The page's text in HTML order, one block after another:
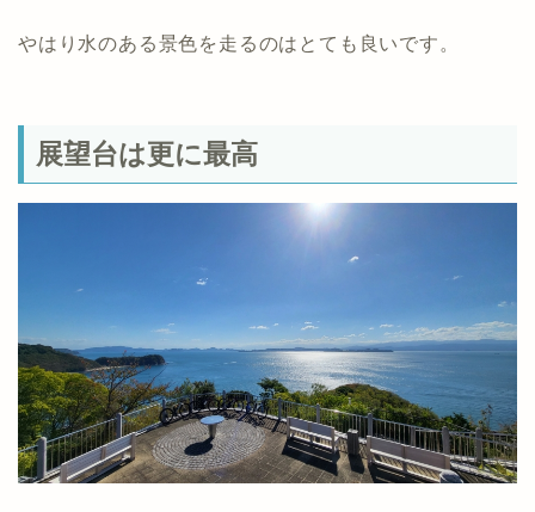
やはり水のある景色を走るのはとても良いです。
展望台は更に最高